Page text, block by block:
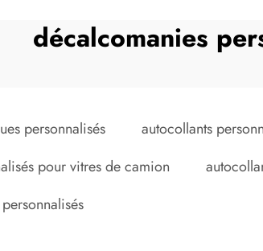
décalcomanies
personnalisés autocollants
pour vitres de camion